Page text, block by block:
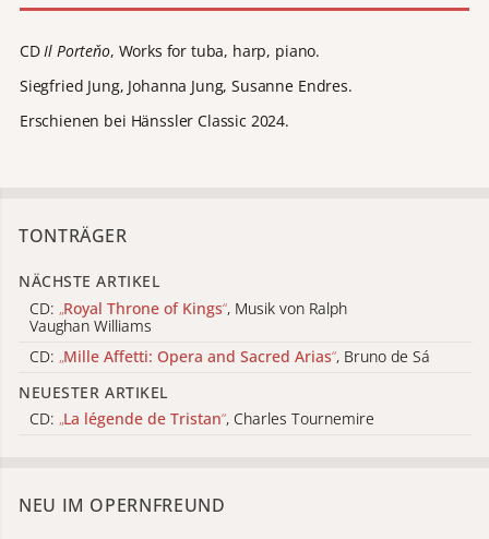
CDIl Porteňo, Works for tuba, harp, piano.
Siegfried Jung, Johanna Jung, Susanne Endres.
Erschienen bei Hänssler Classic 2024.
TONTRÄGER
NÄCHSTE ARTIKEL
CD: „Royal Throne of Kings“, Musik von Ralph
Vaughan Williams
CD: „Mille Affetti: Opera and Sacred Arias“, Bruno de Sá
NEUESTER ARTIKEL
CD: „La légende de Tristan“, Charles Tournemire
NEU IM OPERNFREUND